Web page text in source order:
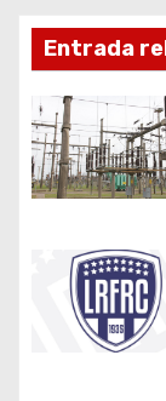
d
e
e
n
Entrada